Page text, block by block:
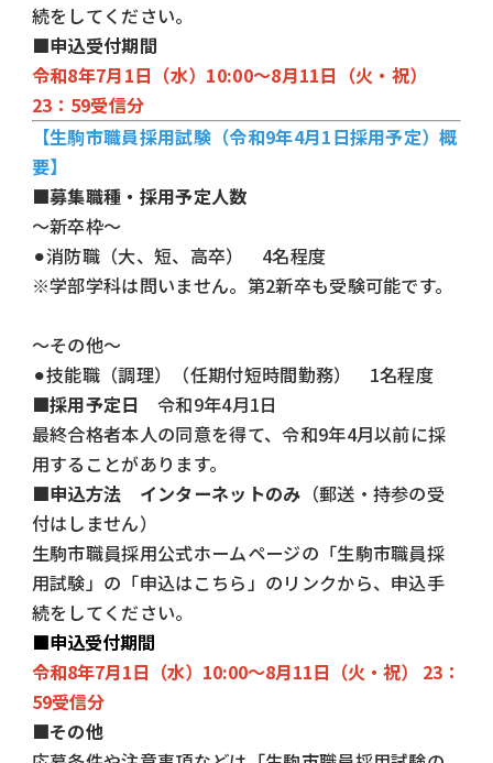
続をしてください。
■申込受付期間
令和8年7月1日（水）10:00～8月11日（火・祝）
23：59受信分
【生駒市職員採用試験（令和9年4月1日採用予定）概
要】
■募集職種・採用予定人数
〜新卒枠〜
⚫︎消防職（大、短、高卒） 4名程度
※学部学科は問いません。第2新卒も受験可能です。
〜その他〜
⚫︎技能職（調理）（任期付短時間勤務） 1名程度
■採用予定日
令和9年4月1日
最終合格者本人の同意を得て、令和9年4月以前に採
用することがあります。
■申込方法
インターネットのみ （郵送・持参の受
付はしません）
生駒市職員採用公式ホームページの「生駒市職員採
用試験」の「申込はこちら」のリンクから、申込手
続をしてください。
■申込受付期間
令和8年7月1日（水）10:00～8月11日（火・祝） 23：
59受信分
■その他